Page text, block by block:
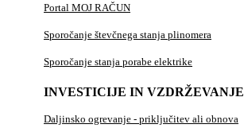
Portal MOJ RAČUN
Sporočanje števčnega stanja plinomera
Sporočanje stanja porabe elektrike
INVESTICIJE IN VZDRŽEVANJE
Daljinsko ogrevanje - priključitev ali obnova